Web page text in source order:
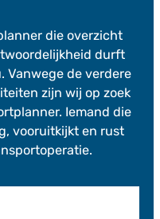
die overzicht
durft
Vanwege de verdere
zijn wij op zoek
Iemand die
vooruitkijkt en rust